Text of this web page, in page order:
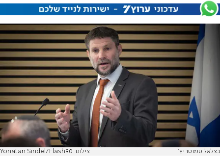
בצלאל סמוטריץ' צילום: Yonatan Sindel/Flash90